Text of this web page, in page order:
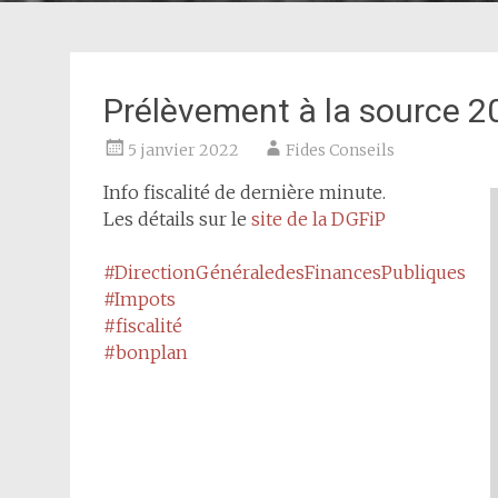
Prélèvement à la source
5 janvier 2022 Fides Conseils
Info fiscalité de dernière minute.
Les détails sur le site de la DGFiP
#DirectionGénéraledesFinancesPubliques
#Impots
#fiscalité
#bonplan